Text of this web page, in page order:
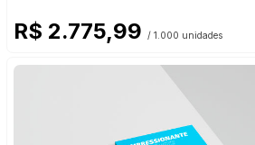
R$ 2.775,99 / 1.000 unidades